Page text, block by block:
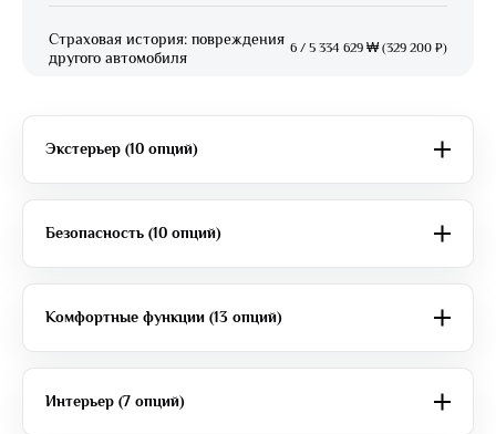
Страховая история: повреждения
другого автомобиля
6 / 5 334 629 ₩ (329 200 ₽)
Экстерьер (10 опций)
Безопасность (10 опций)
Комфортные функции (13 опций)
Интерьер (7 опций)